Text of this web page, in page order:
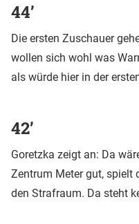
44’
Die ersten Zuschauer
wollen sich wohl was
als würde hier in der
42’
Goretzka zeigt an: Da
Zentrum Meter gut, spielt
den Strafraum. Da steht